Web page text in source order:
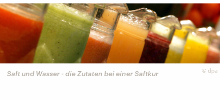
© dpa
Saft und Wasser - die Zutaten bei einer Saftkur